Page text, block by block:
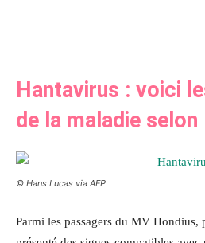
Hantavirus : voici
de la maladie selon
© Hans Lucas via AFP
Parmi les passagers du MV Hondius,